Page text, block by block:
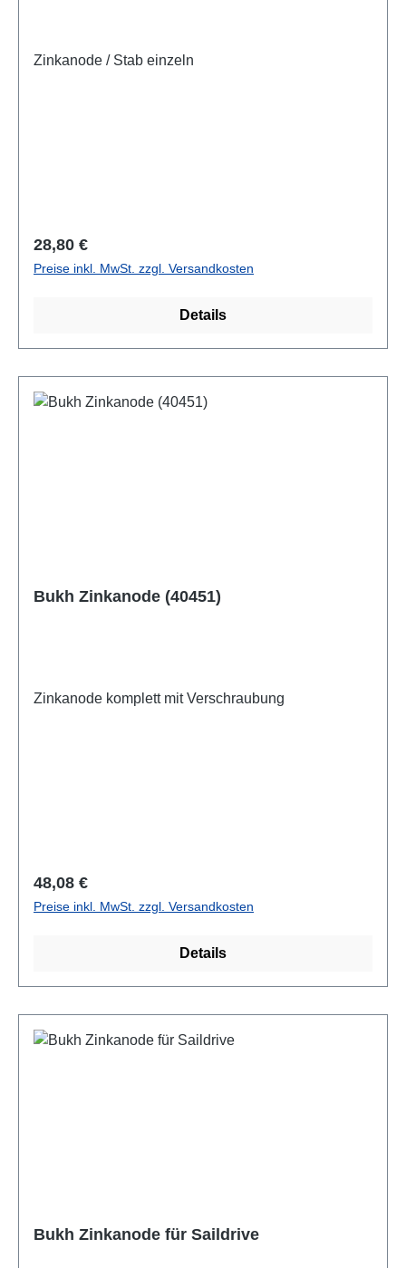
Zinkanode / Stab einzeln
Regulärer Preis:
28,80 €
Preise inkl. MwSt. zzgl. Versandkosten
Details
Bukh Zinkanode (40451)
Zinkanode komplett mit Verschraubung
Regulärer Preis:
48,08 €
Preise inkl. MwSt. zzgl. Versandkosten
Details
Bukh Zinkanode für Saildrive